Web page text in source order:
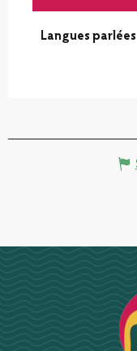
Langues parlées
Langues parlées